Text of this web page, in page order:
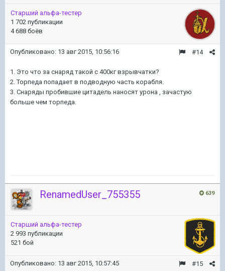
Старший альфа-тестер
1 702 публикации
4 688 боёв
#14
Опубликовано: 13 авг 2015, 10:56:16
1. Это что за снаряд такой с 400кг взрывчатки?
2. Торпеда попадает в подводную часть корабля.
3. Снаряды пробившие цитадель наносят урона , зачастую
больше чем торпеда.
639
RenamedUser_755355
Старший альфа-тестер
2 993 публикации
521 бой
#15
Опубликовано: 13 авг 2015, 10:57:45